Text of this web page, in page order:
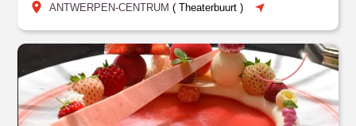
ANTWERPEN-CENTRUM (Theaterbuurt )